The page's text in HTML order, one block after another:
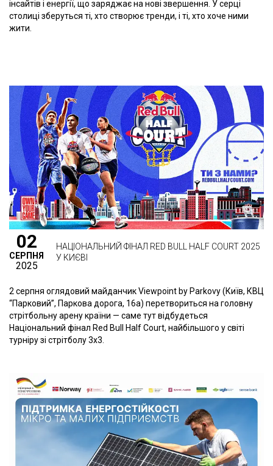
інсайтів і енергії, що заряджає на нові звершення. У серці
столиці зберуться ті, хто створює тренди, і ті, хто хоче ними
жити.
02
СЕРПНЯ
2025
НАЦІОНАЛЬНИЙ ФІНАЛ RED BULL HALF COURT 2025
У КИЄВІ
2 серпня оглядовий майданчик Viewpoint by Parkovy (Київ, КВЦ
“Парковий”, Паркова дорога, 16а) перетвориться на головну
стрітбольну арену країни — саме тут відбудеться
Національний фінал Red Bull Half Court, найбільшого у світі
турніру зі стрітболу 3х3.